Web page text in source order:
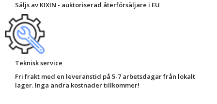
Säljs av KIXIN - auktoriserad återförsäljare i EU
Teknisk service
Fri frakt med en leveranstid på 5-7 arbetsdagar från lokalt
lager. Inga andra kostnader tillkommer!